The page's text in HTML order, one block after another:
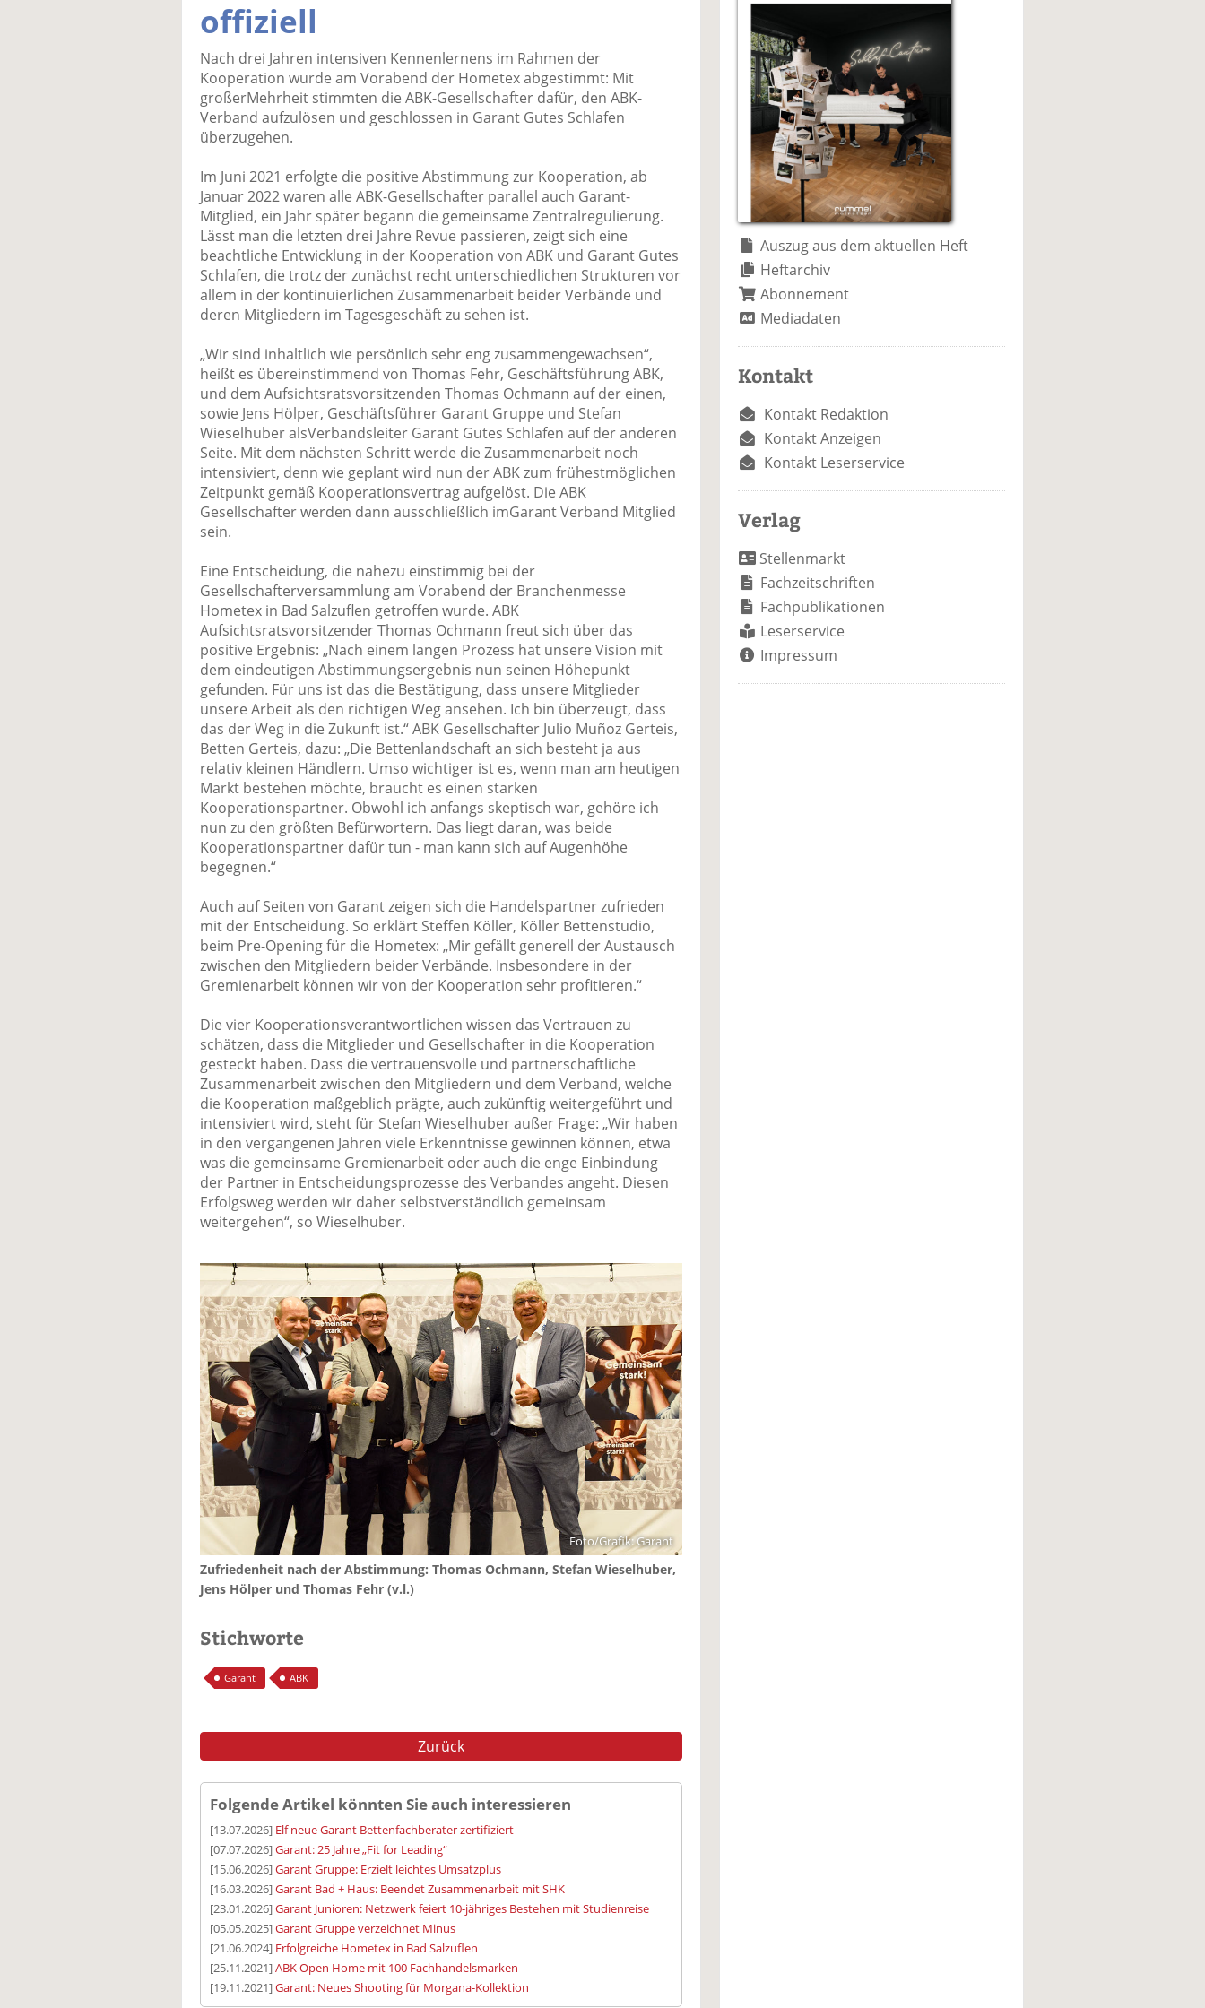
ac
e
b
o
te
il
e
n
n k
e
te
il
e
n e
offiziell
Nach drei Jahren intensiven Kennenlernens im Rahmen der
Kooperation wurde am Vorabend der Hometex abgestimmt: Mit
großerMehrheit stimmten die ABK-Gesellschafter dafür, den ABK-
Verband aufzulösen und geschlossen in Garant Gutes Schlafen
überzugehen.
Im Juni 2021 erfolgte die positive Abstimmung zur Kooperation, ab
Januar 2022 waren alle ABK-Gesellschafter parallel auch Garant-
Mitglied, ein Jahr später begann die gemeinsame Zentralregulierung.
Lässt man die letzten drei Jahre Revue passieren, zeigt sich eine
beachtliche Entwicklung in der Kooperation von ABK und Garant Gutes
Schlafen, die trotz der zunächst recht unterschiedlichen Strukturen vor
allem in der kontinuierlichen Zusammenarbeit beider Verbände und
deren Mitgliedern im Tagesgeschäft zu sehen ist.
„Wir sind inhaltlich wie persönlich sehr eng zusammengewachsen“,
heißt es übereinstimmend von Thomas Fehr, Geschäftsführung ABK,
und dem Aufsichtsratsvorsitzenden Thomas Ochmann auf der einen,
sowie Jens Hölper, Geschäftsführer Garant Gruppe und Stefan
Wieselhuber alsVerbandsleiter Garant Gutes Schlafen auf der anderen
Seite. Mit dem nächsten Schritt werde die Zusammenarbeit noch
intensiviert, denn wie geplant wird nun der ABK zum frühestmöglichen
Zeitpunkt gemäß Kooperationsvertrag aufgelöst. Die ABK
Gesellschafter werden dann ausschließlich imGarant Verband Mitglied
sein.
Eine Entscheidung, die nahezu einstimmig bei der
Gesellschafterversammlung am Vorabend der Branchenmesse
Hometex in Bad Salzuflen getroffen wurde. ABK
Aufsichtsratsvorsitzender Thomas Ochmann freut sich über das
positive Ergebnis: „Nach einem langen Prozess hat unsere Vision mit
dem eindeutigen Abstimmungsergebnis nun seinen Höhepunkt
gefunden. Für uns ist das die Bestätigung, dass unsere Mitglieder
unsere Arbeit als den richtigen Weg ansehen. Ich bin überzeugt, dass
das der Weg in die Zukunft ist.“ ABK Gesellschafter Julio Muñoz Gerteis,
Betten Gerteis, dazu: „Die Bettenlandschaft an sich besteht ja aus
relativ kleinen Händlern. Umso wichtiger ist es, wenn man am heutigen
Markt bestehen möchte, braucht es einen starken
Kooperationspartner. Obwohl ich anfangs skeptisch war, gehöre ich
nun zu den größten Befürwortern. Das liegt daran, was beide
Kooperationspartner dafür tun - man kann sich auf Augenhöhe
begegnen.“
Auch auf Seiten von Garant zeigen sich die Handelspartner zufrieden
mit der Entscheidung. So erklärt Steffen Köller, Köller Bettenstudio,
beim Pre-Opening für die Hometex: „Mir gefällt generell der Austausch
zwischen den Mitgliedern beider Verbände. Insbesondere in der
Gremienarbeit können wir von der Kooperation sehr profitieren.“
Die vier Kooperationsverantwortlichen wissen das Vertrauen zu
schätzen, dass die Mitglieder und Gesellschafter in die Kooperation
gesteckt haben. Dass die vertrauensvolle und partnerschaftliche
Zusammenarbeit zwischen den Mitgliedern und dem Verband, welche
die Kooperation maßgeblich prägte, auch zukünftig weitergeführt und
intensiviert wird, steht für Stefan Wieselhuber außer Frage: „Wir haben
in den vergangenen Jahren viele Erkenntnisse gewinnen können, etwa
was die gemeinsame Gremienarbeit oder auch die enge Einbindung
der Partner in Entscheidungsprozesse des Verbandes angeht. Diesen
Erfolgsweg werden wir daher selbstverständlich gemeinsam
weitergehen“, so Wieselhuber.
Foto/Grafik: Garant
Zufriedenheit nach der Abstimmung: Thomas Ochmann, Stefan Wieselhuber,
Jens Hölper und Thomas Fehr (v.l.)
Stichworte
Garant ABK
Zurück
Folgende Artikel könnten Sie auch interessieren
[13.07.2026] Elf neue Garant Bettenfachberater zertifiziert
[07.07.2026]Garant: 25 Jahre „Fit for Leading“
[15.06.2026]Garant Gruppe: Erzielt leichtes Umsatzplus
[16.03.2026]Garant Bad + Haus: Beendet Zusammenarbeit mit SHK
[23.01.2026]Garant Junioren: Netzwerk feiert 10-jähriges Bestehen mit Studienreise
[05.05.2025]Garant Gruppe verzeichnet Minus
[21.06.2024] Erfolgreiche Hometex in Bad Salzuflen
[25.11.2021]ABK Open Home mit 100 Fachhandelsmarken
[19.11.2021]Garant: Neues Shooting für Morgana-Kollektion
Auszug aus dem aktuellen Heft
Heftarchiv
Abonnement
Mediadaten
Kontakt
Kontakt Redaktion
Kontakt Anzeigen
Kontakt Leserservice
Verlag
Stellenmarkt
Fachzeitschriften
Fachpublikationen
Leserservice
Impressum